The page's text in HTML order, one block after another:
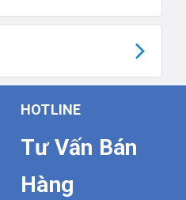
HOTLINE
Tư Vấn Bán
Hàng